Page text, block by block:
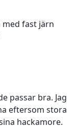
fast järn
passar bra. Jag
eftersom stora
hackamore.